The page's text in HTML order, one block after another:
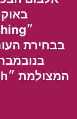
באוקטובר
״Wishing"
בבחירת
המצולמת ״Adi Noah״ ב-